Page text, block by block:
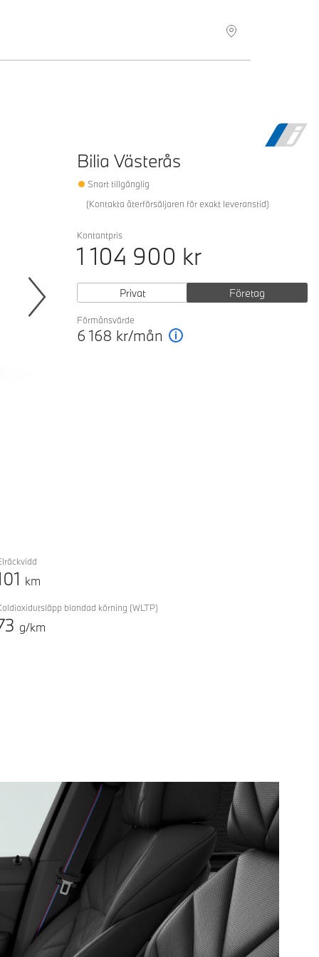
Bilia Västerås
Snart tillgänglig
(Kontakta återförsäljaren för exakt leveranstid)
Kontantpris
1 104 900 kr
Privat Företag
Förmånsvärde
6 168 kr/mån
km
blandad körning (WLTP)
g/km